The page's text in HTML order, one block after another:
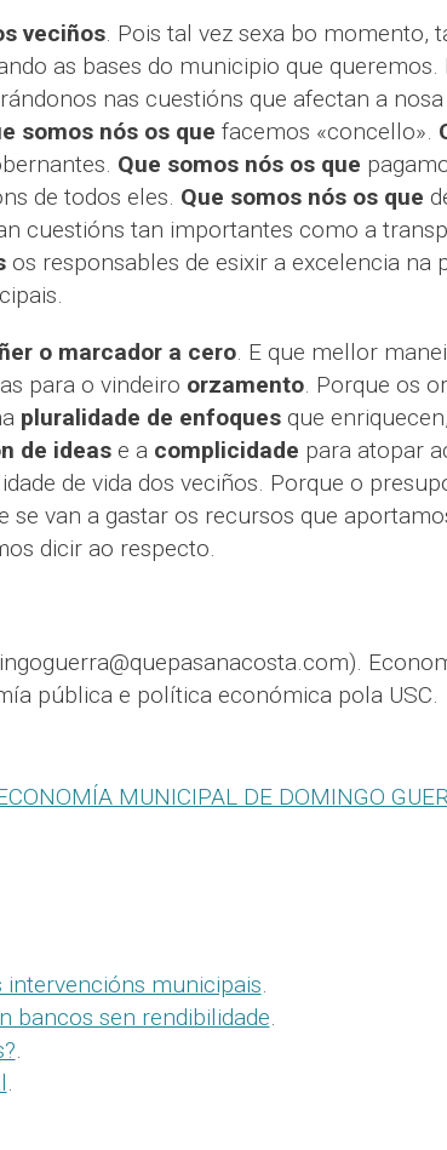
veciños. Pois tal vez sexa bo momento,
as bases do municipio que queremos.
nas cuestións que afectan a
somos nós os que facemos «concello».
Que somos nós os que
de todos eles. Que somos nós os que
cuestións tan importantes como a
os responsables de esixir a excelencia na
o marcador a cero. E que mellor
para o vindeiro orzamento. Porque os
pluralidade de enfoquesque
de idease a complicidade para atopar
de vida dos veciños. Porque o
se van a gastar os recursos que
dicir ao respecto.
pública e política económica pola USC.
MUNICIPAL DE DOMINGO
intervencións municipais.
bancos sen rendibilidade.
.
.